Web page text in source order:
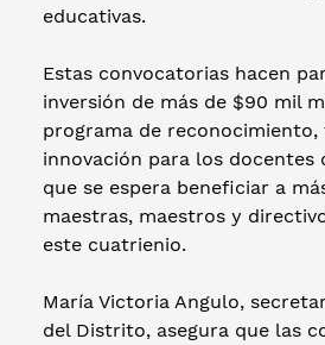
educativas.
Estas convocatorias hacen
inversión de más de $90 mil
programa de
innovación para los docentes
que se espera beneficiar a
maestras, maestros y
este cuatrienio.
María Victoria Angulo,
del Distrito, asegura que las